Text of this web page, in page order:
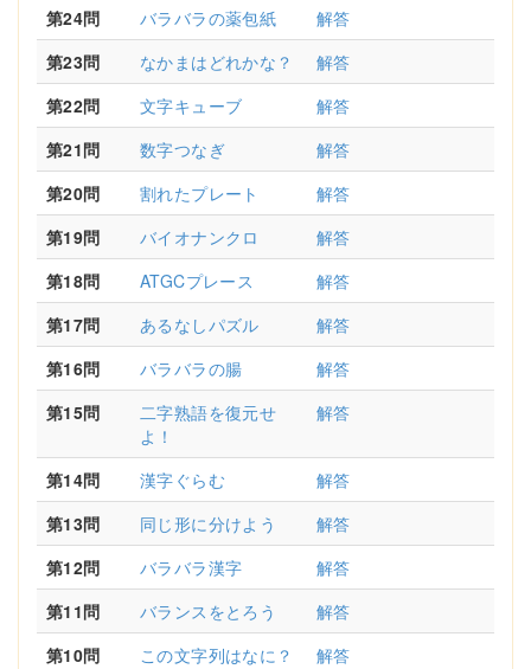
第24問
バラバラの薬包紙
解答
第23問
なかまはどれかな？
解答
第22問
文字キューブ
解答
第21問
数字つなぎ
解答
第20問
割れたプレート
解答
第19問
バイオナンクロ
解答
第18問
ATGCプレース
解答
第17問
あるなしパズル
解答
第16問
バラバラの腸
解答
第15問
二字熟語を復元せ
よ！
解答
第14問 漢字ぐらむ
解答
第13問
同じ形に分けよう
解答
第12問
バラバラ漢字
解答
第11問
バランスをとろう
解答
第10問
この文字列はなに？
解答